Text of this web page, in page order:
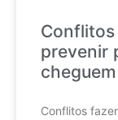
prevenir
Conflitos